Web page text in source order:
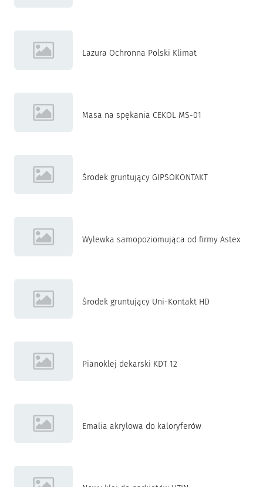
Lazura Ochronna Polski Klimat
Masa na spękania CEKOL MS-01
Środek gruntujący GIPSOKONTAKT
Wylewka samopoziomująca od firmy Astex
Środek gruntujący Uni-Kontakt HD
Pianoklej dekarski KDT 12
Emalia akrylowa do kaloryferów